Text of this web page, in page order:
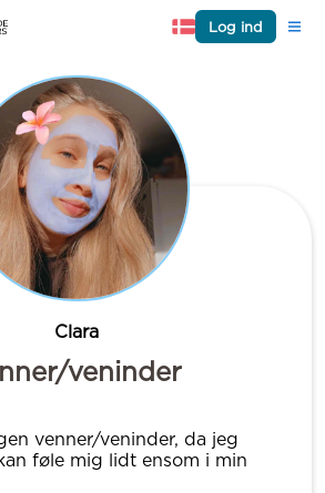
Log ind
Clara
veninder
venner/veninder, da jeg
føle mig lidt ensom i min